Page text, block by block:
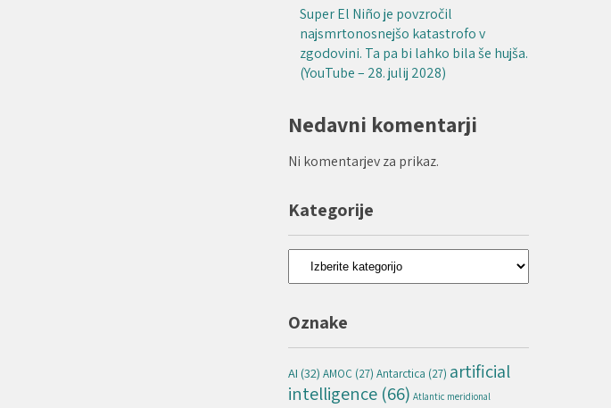
Super El Niño je povzročil
najsmrtonosnejšo katastrofo v
zgodovini. Ta pa bi lahko bila še hujša.
(YouTube – 28. julij 2028)
Nedavni komentarji
Ni komentarjev za prikaz.
Kategorije
Kategorije
Oznake
AI (32) AMOC (27) Antarctica (27) artificial
intelligence (66) Atlantic meridional